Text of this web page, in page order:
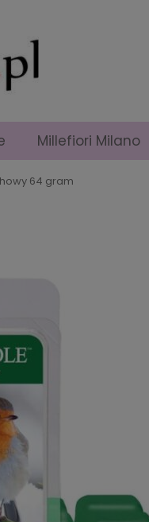
Millefiori Milano
64 gram